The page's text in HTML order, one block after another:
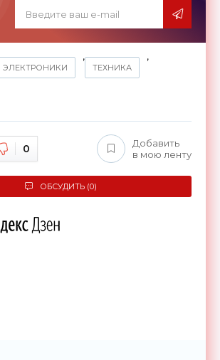
,
ТЕХНИКА
,
0
Добавить
в мою ленту
ОБСУДИТЬ (0)